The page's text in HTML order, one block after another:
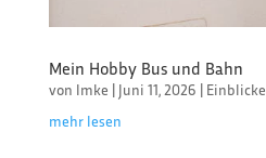
Mein Hobby Bus und Bahn
von Imke | Juni 11, 2026 | Einblicke
mehr lesen